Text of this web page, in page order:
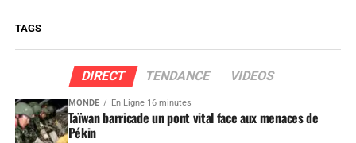
TAGS
DIRECT TENDANCE VIDEOS
MONDE En Ligne 16 minutes
Taïwan barricade un pont vital face aux menaces de
Pékin